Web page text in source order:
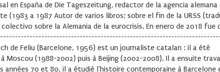
en España de Die Tageszeitung, redactor de la agencia alemana
(1983 a 1987 Autor de varios libros; sobre el fin de la URSS
sobre la Alemania de la eurocrisis. En enero de 2018 fue
Feliu (Barcelone, 1956) est un journaliste catalan : il a été
Moscou (1988-2002) puis à Beijing (2002-2008). Il a ensuite
années 70 et 80, il a étudié l'histoire contemporaine à Barcelone